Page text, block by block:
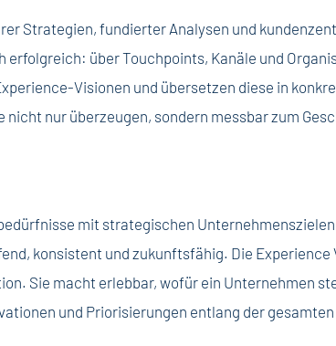
Strategien, fundierter Analysen und
über Touchpoints, Kanäle und
Visionen und übersetzen diese in
nur überzeugen, sondern messbar zum
mit strategischen
konsistent und zukunftsfähig. Die Experience
Sie macht erlebbar, wofür ein Unternehmen
und Priorisierungen entlang der